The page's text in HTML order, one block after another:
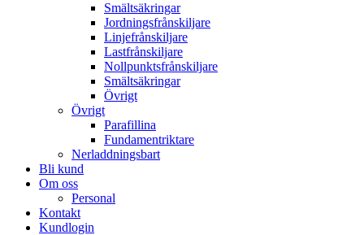
Smältsäkringar
Jordningsfrånskiljare
Linjefrånskiljare
Lastfrånskiljare
Nollpunktsfrånskiljare
Smältsäkringar
Övrigt
Övrigt
Parafillina
Fundamentriktare
Nerladdningsbart
Bli kund
Om oss
Personal
Kontakt
Kundlogin